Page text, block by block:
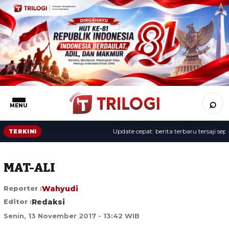
MENU ⌕
TERKINI Update cepat: berita terbaru tersaji
MAT-ALI
Reporter :Wahyudi
Editor :Redaksi
Senin, 13 November 2017 - 13:42 WIB